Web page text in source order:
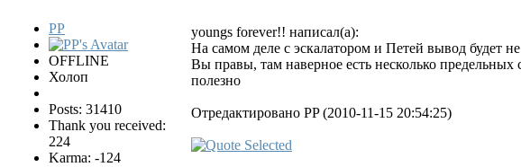
PP
OFFLINE
Холоп
Posts: 31410
Thank you received:
224
Karma: -124
youngs forever!! написал(а):
На самом деле с эскалатором и Петей вывод будет
Вы правы, там наверное есть несколько предельных
полезно
Отредактировано PP (2010-11-15 20:54:25)